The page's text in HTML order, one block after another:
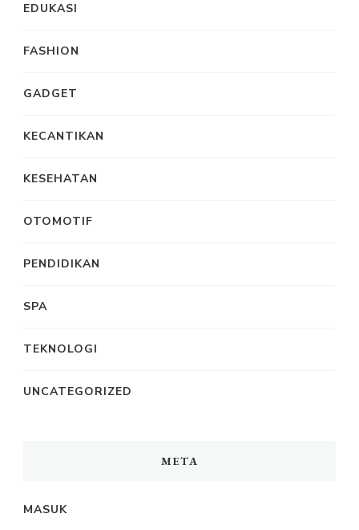
EDUKASI
FASHION
GADGET
KECANTIKAN
KESEHATAN
OTOMOTIF
PENDIDIKAN
SPA
TEKNOLOGI
UNCATEGORIZED
META
MASUK